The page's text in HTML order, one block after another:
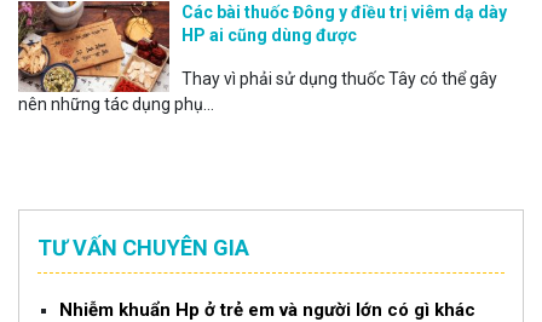
Các bài thuốc Đông y điều trị viêm dạ dày
HP ai cũng dùng được
Thay vì phải sử dụng thuốc Tây có thể gây
nên những tác dụng phụ...
TƯ VẤN CHUYÊN GIA
Nhiễm khuẩn Hp ở trẻ em và người lớn có gì khác